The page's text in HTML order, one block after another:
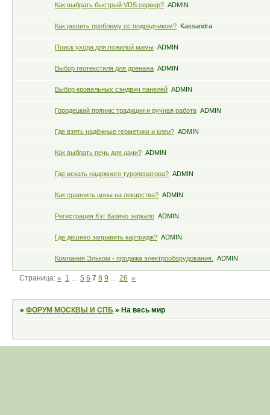
Как выбрать быстрый VDS сервер? ADMIN
Как решить проблему сс подрядчиком? Kassandra
Поиск ухода для пожилой мамы ADMIN
Выбор геотекстиля для дренажа ADMIN
Выбор кровельных сэндвич панелей ADMIN
Городецкий пряник: традиции и ручная работа ADMIN
Где взять надёжные герметики и клеи? ADMIN
Как выбрать печь для дачи? ADMIN
Где искать надежного туроператора? ADMIN
Как сравнить цены на лекарства? ADMIN
Регистрация Кэт Казино зеркало ADMIN
Где дешево заправить картридж? ADMIN
Компания Эльком - продажа электрооборудования. ADMIN
Страница:« 1 … 5 6 7 8 9 … 26 »
»ФОРУМ МОСКВЫ И СПБ »На весь мир